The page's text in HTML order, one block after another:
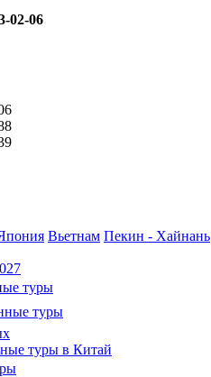
02-06
Вьетнам Пекин - Хайнань
туры
туры
туры в Китай